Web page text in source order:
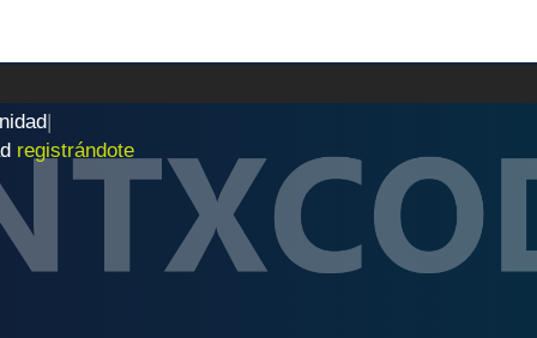
nidad|
registrándote